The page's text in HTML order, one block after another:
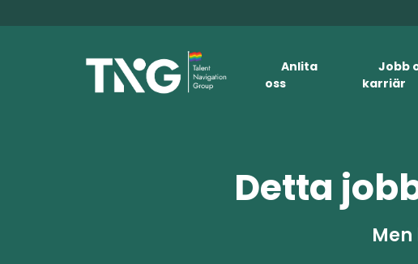
Anlita
oss
Jobb
karriär
Detta